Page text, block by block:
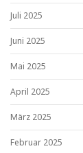
Juli 2025
Juni 2025
Mai 2025
April 2025
März 2025
Februar 2025